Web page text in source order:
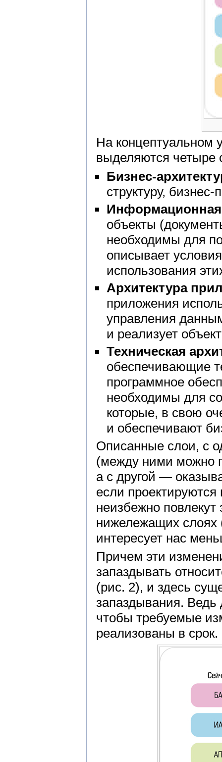
На концептуальном
выделяются четыре
Бизнес-
структуру,
Информационная
объекты
необходимы для
описывает
использования
Архитектура
приложения
управления
и реализует
Техническая
обеспечивающие
программное
необходимы для
которые, в свою
и обеспечивают
Описанные слои, с
(между ними можно
а с другой —
если
неизбежно
нижележащих слоях
интересует нас
Причем эти
запаздывать
(рис. 2), и здесь
запаздывания. Ведь
чтобы требуемые
реализованы в срок.